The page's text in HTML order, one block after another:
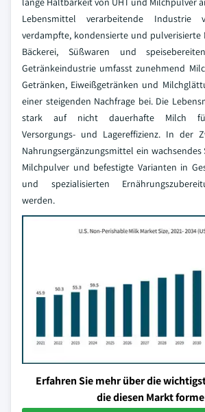
Lebensmittel verarbeitende Industrie
verdampfte, kondensierte und pulverisierte
Bäckerei, Süßwaren und
Getränkeindustrie umfasst zunehmend
Getränken, Eiweißgetränken und
einer steigenden Nachfrage bei. Die
stark auf nicht dauerhafte Milch für
Versorgungs- und Lagereffizienz. In der
Nahrungsergänzungsmittel ein wachsendes
Milchpulver und befestigte Varianten in
und spezialisierten
werden.
Erfahren Sie mehr über die
die diesen Markt